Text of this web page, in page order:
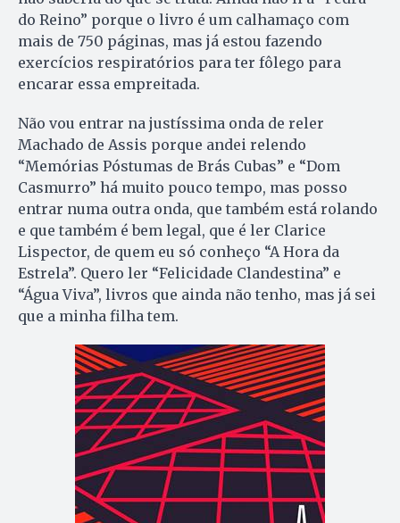
do Reino” porque o livro é um calhamaço com
mais de 750 páginas, mas já estou fazendo
exercícios respiratórios para ter fôlego para
encarar essa empreitada.
Não vou entrar na justíssima onda de reler
Machado de Assis porque andei relendo
“Memórias Póstumas de Brás Cubas” e “Dom
Casmurro” há muito pouco tempo, mas posso
entrar numa outra onda, que também está rolando
e que também é bem legal, que é ler Clarice
Lispector, de quem eu só conheço “A Hora da
Estrela”. Quero ler “Felicidade Clandestina” e
“Água Viva”, livros que ainda não tenho, mas já sei
que a minha filha tem.